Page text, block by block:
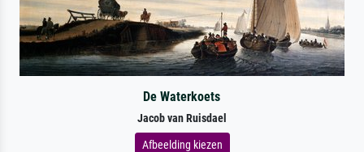
De Waterkoets
Jacob van Ruisdael
Afbeelding kiezen